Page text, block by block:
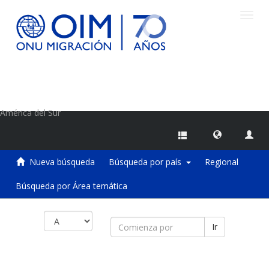
América del Sur
Nueva búsqueda Búsqueda por país Regional
Búsqueda por Área temática
Ir